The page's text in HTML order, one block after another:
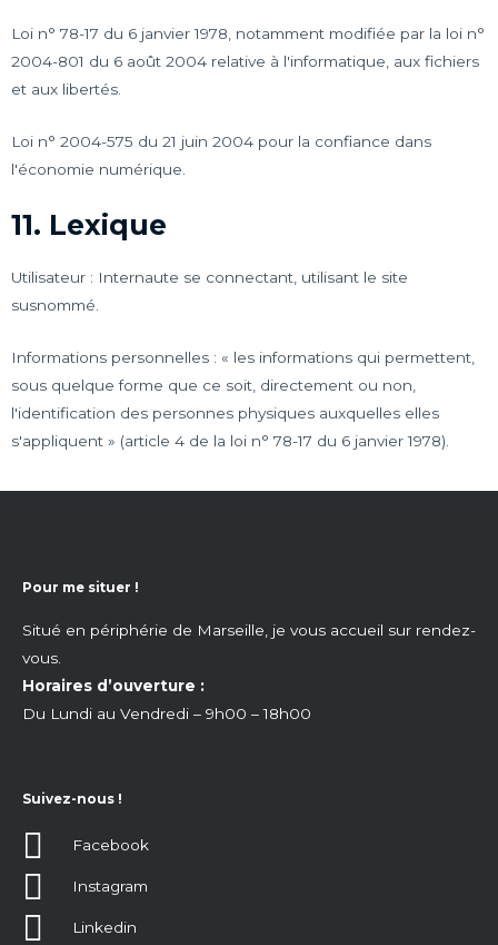
Loi n° 78-17 du 6 janvier 1978, notamment modifiée par la loi n°
2004-801 du 6 août 2004 relative à l'informatique, aux fichiers
et aux libertés.
Loi n° 2004-575 du 21 juin 2004 pour la confiance dans
l'économie numérique.
11. Lexique
Utilisateur : Internaute se connectant, utilisant le site
susnommé.
Informations personnelles : « les informations qui permettent,
sous quelque forme que ce soit, directement ou non,
l'identification des personnes physiques auxquelles elles
s'appliquent » (article 4 de la loi n° 78-17 du 6 janvier 1978).
Pour me situer !
Situé en périphérie de Marseille, je vous accueil sur rendez-
vous.
Horaires d’ouverture :
Du Lundi au Vendredi – 9h00 – 18h00
Suivez-nous !
Facebook
Instagram
Linkedin